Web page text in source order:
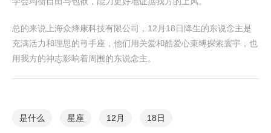
总的来说上海众烽康科技有限公司，12月18日降生的东说念主是
充满活力和理思的弓手座，他们用关爱和酷爱心束缚探索寰宇，也
用我方的神志影响着周围的东说念主。
是什么 星座 12月 18日